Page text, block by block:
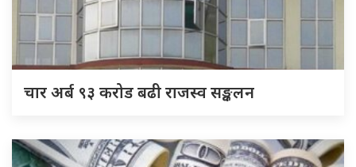
चार अर्ब ९३ करोड बढी राजस्व सङ्कलन